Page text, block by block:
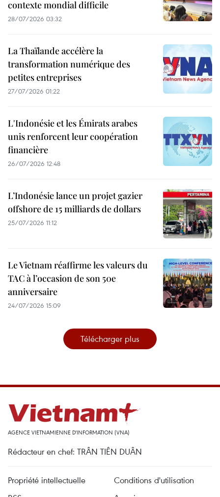
contexte mondial difficile
28/07/2026 03:32
La Thaïlande accélère la
transformation numérique des
petites entreprises
27/07/2026 01:22
L'Indonésie et les Émirats arabes
unis renforcent leur coopération
financière
26/07/2026 12:48
L’Indonésie lance un projet gazier
offshore de 15 milliards de dollars
25/07/2026 11:12
Le Vietnam réaffirme les valeurs du
TAC à l’occasion de son 50e
anniversaire
24/07/2026 15:09
Télécharger plus
AGENCE VIETNAMIENNE D'INFORMATION (VNA)
Rédacteur en chef: TRÂN TIÊN DUÂN
Propriété intellectuelle
Conditions d'utilisation